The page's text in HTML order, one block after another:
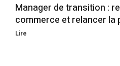
Manager de transition :
commerce et relancer la
Lire